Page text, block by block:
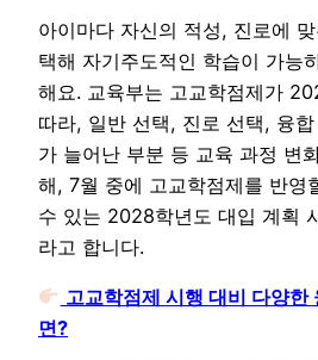
아이마다 자신의 적성, 진로에
택해 자기주도적인 학습이 가능
해요. 교육부는 고교학점제가
따라, 일반 선택, 진로 선택, 융
가 늘어난 부분 등 교육 과정 변
해, 7월 중에 고교학점제를 반영
수 있는 2028학년도 대입 계획
라고 합니다.
고교학점제 시행 대비 다양한
면?